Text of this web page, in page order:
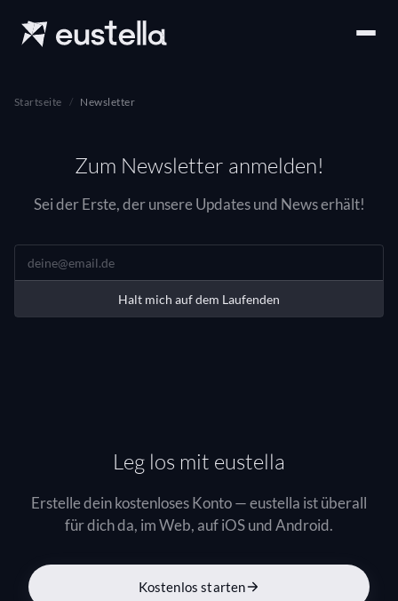
Startseite Newsletter
Zum Newsletter anmelden!
Sei der Erste, der unsere Updates und News erhält!
Halt mich auf dem Laufenden
Leg los mit eustella
Erstelle dein kostenloses Konto — eustella ist überall
für dich da, im Web, auf iOS und Android.
Kostenlos starten